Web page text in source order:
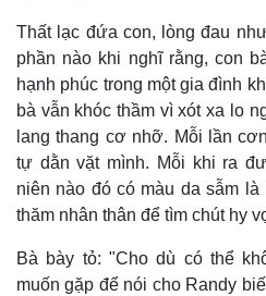
Thất lạc đứa con, lòng đau
phần nào khi nghĩ rằng, con
hạnh phúc trong một gia đình
bà vẫn khóc thầm vì xót xa lo
lang thang cơ nhỡ. Mỗi lần
tự dằn vặt mình. Mỗi khi ra
niên nào đó có màu da sẫm
thăm nhân thân để tìm chút hy
Bà bày tỏ: "Cho dù có thể
muốn gặp để nói cho Randy